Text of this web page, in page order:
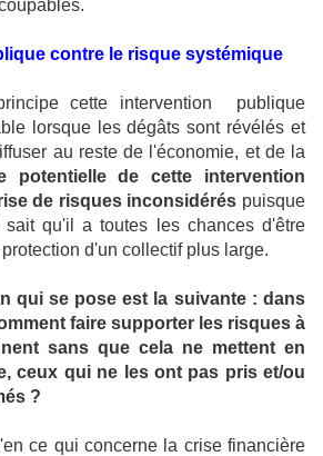
contre le risque systémique
cette intervention publique
lorsque les dégâts sont révélés et
au reste de l'économie, et de la
potentielle de cette intervention
de risques inconsidérés puisque
qu'il a toutes les chances d'être
d'un collectif plus large.
qui se pose est la suivante : dans
faire supporter les risques à
sans que cela ne mettent en
ceux qui ne les ont pas pris et/ou
?
ce qui concerne la crise financière